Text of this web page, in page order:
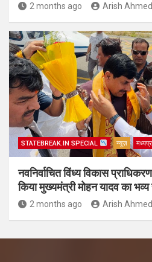
2 months ago Arish Ahmed
STATEBREAK.IN SPECIAL न्यूज़
नवनिर्वाचित विंध्य विकास
किया मुख्यमंत्री मोहन यादव का
2 months ago Arish Ahmed